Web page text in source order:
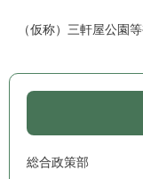
（仮称）三軒屋公園
総合政策部